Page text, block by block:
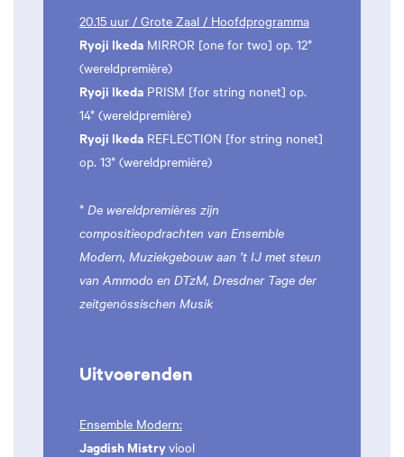
20.15 uur / Grote Zaal / Hoofdprogramma
Ryoji Ikeda MIRROR [one for two] op. 12*
(wereldpremière)
Ryoji Ikeda PRISM [for string nonet] op.
14* (wereldpremière)
Ryoji Ikeda REFLECTION [for string nonet]
op. 13* (wereldpremière)
* De wereldpremières zijn
compositieopdrachten van Ensemble
Modern, Muziekgebouw aan ’t IJ met steun
van Ammodo en DTzM, Dresdner Tage der
zeitgenössischen Musik
Uitvoerenden
Ensemble Modern:
Jagdish Mistryviool